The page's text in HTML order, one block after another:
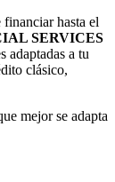
hasta el
SERVICES
adaptadas a tu
clásico,
mejor se adapta